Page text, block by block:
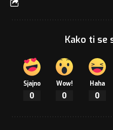
Kako ti se
Sjajno
0
Wow!
0
Haha
0